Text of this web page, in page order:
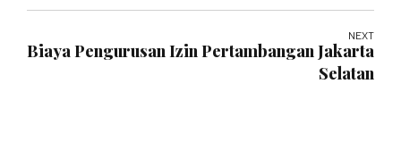
NEXT
Biaya Pengurusan Izin Pertambangan Jakarta
Selatan